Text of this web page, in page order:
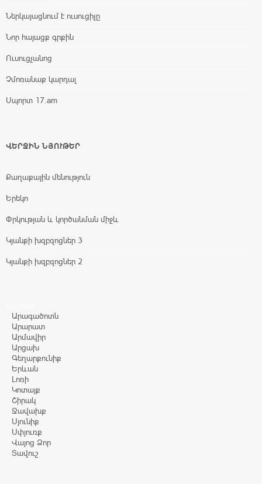
Ներկայացնում է ուսուցիչը
Նոր հայացք գրքին
Ուսուցչանոց
Չմոռանաք կարդալ
Սպորտ 17.am
ՎԵՐՋԻՆ ՆՅՈՒԹԵՐ
Քաղաքային մենություն
Երեկո
Փրկության և կործանման միջև
Կյանքի խզբզոցներ 3
Կյանքի խզբզոցներ 2
Արագածոտն
Արարատ
Արմավիր
Արցախ
Գեղարքունիք
Երևան
Լոռի
Կոտայք
Շիրակ
Ջավախք
Սյունիք
Սփյուռք
Վայոց Ձոր
Տավուշ